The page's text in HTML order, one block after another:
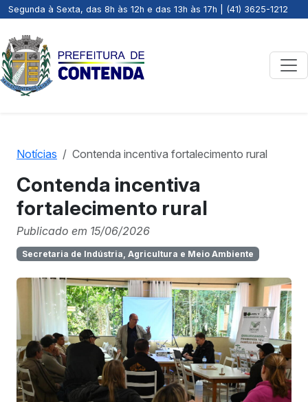
Segunda à Sexta, das 8h às 12h e das 13h às 17h | (41) 3625-1212
Notícias Contenda incentiva fortalecimento rural
Contenda incentiva
fortalecimento rural
Publicado em 15/06/2026
Secretaria de Indústria, Agricultura e Meio Ambiente